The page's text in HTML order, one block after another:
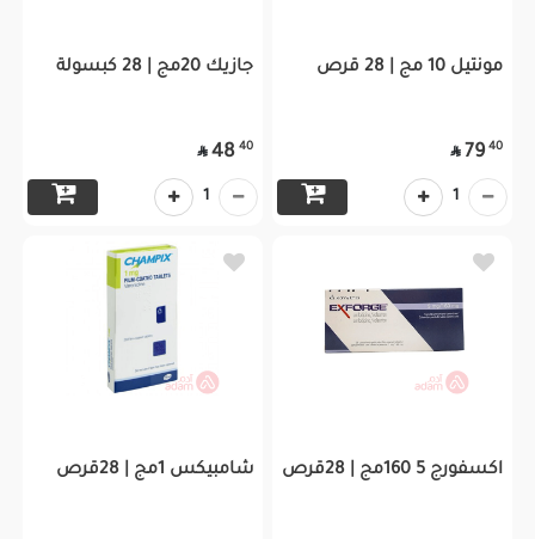
مونتيل 10 مج | 28 قرص
40
79

1
جازيك 20مج | 28 كبسولة
40
48

1
اكسفورج 5 160مج | 28قرص شامبيكس 1مج | 28قرص